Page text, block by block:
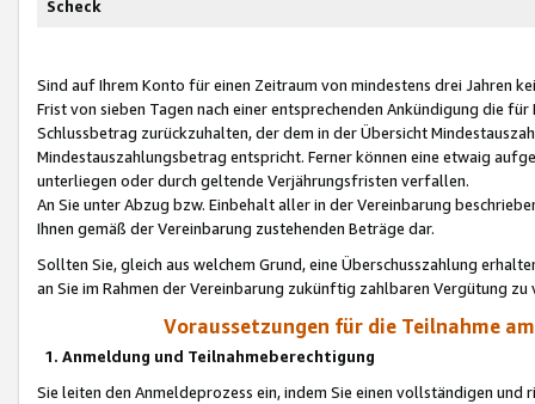
Scheck
Sind auf Ihrem Konto für einen Zeitraum von mindestens drei Jahren
Frist von sieben Tagen nach einer entsprechenden Ankündigung die
Schlussbetrag zurückzuhalten, der dem in der Übersicht
Mindestauszahlungsbetrag entspricht. Ferner können eine etwaig
unterliegen oder durch geltende Verjährungsfristen verfallen.
An Sie unter Abzug bzw. Einbehalt aller in der Vereinbarung
Ihnen gemäß der Vereinbarung zustehenden Beträge dar.
Sollten Sie, gleich aus welchem Grund, eine Überschusszahlung
an Sie im Rahmen der Vereinbarung zukünftig zahlbaren Vergütung zu
Voraussetzungen für die Teilnahme
1. Anmeldung und Teilnahmeberechtigung
Sie leiten den Anmeldeprozess ein, indem Sie einen vollständigen